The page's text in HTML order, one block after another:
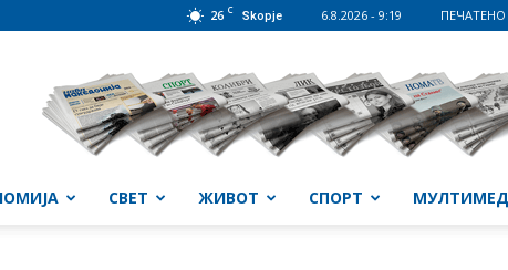
26 C Skopje 6.8.2026 - 9:19
СВЕТ ЖИВОТ СПОРТ